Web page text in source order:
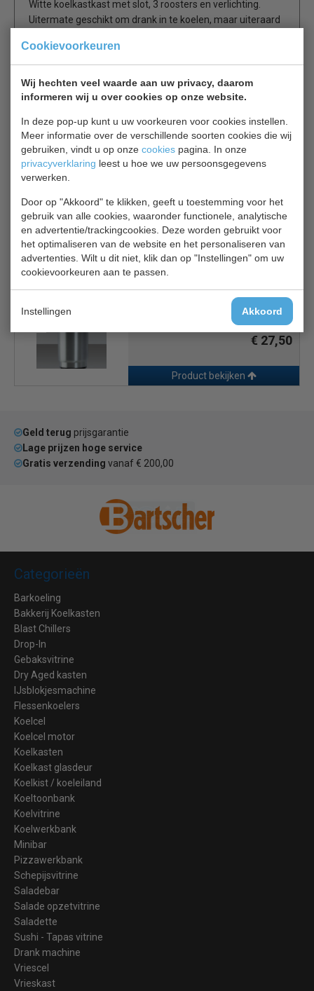
Cookievoorkeuren
Wij hechten veel waarde aan uw privacy, daarom
informeren wij u over cookies op onze website.
In deze pop-up kunt u uw voorkeuren voor cookies instellen.
Meer informatie over de verschillende soorten cookies die wij
gebruiken, vindt u op onze cookies pagina. In onze
privacyverklaring leest u hoe we uw persoonsgegevens
verwerken.
Door op "Akkoord" te klikken, geeft u toestemming voor het
gebruik van alle cookies, waaronder functionele, analytische
en advertentie/trackingcookies. Deze worden gebruikt voor
het optimaliseren van de website en het personaliseren van
advertenties. Wilt u dit niet, klik dan op "Instellingen" om uw
cookievoorkeuren aan te passen.
Instellingen Akkoord
Witte koelkastkast met slot, 3 roosters en verlichting.
Uitermate geschikt om drank in te koelen, maar uiteraard
Gerelateerde producten
Rooster
Extra Rooster
€ 20,00
Set poten
Set Poten
€ 80,00 € 76,00
€ 27,50
Product bekijken
Geld terug prijsgarantie
Lage prijzen hoge service
Gratis verzending vanaf € 200,00
Categorieën
Barkoeling
Bakkerij Koelkasten
Blast Chillers
Drop-In
Gebaksvitrine
Dry Aged kasten
IJsblokjesmachine
Flessenkoelers
Koelcel
Koelcel motor
Koelkasten
Koelkast glasdeur
Koelkist / koeleiland
Koeltoonbank
Koelvitrine
Koelwerkbank
Minibar
Pizzawerkbank
Schepijsvitrine
Saladebar
Salade opzetvitrine
Saladette
Sushi - Tapas vitrine
Drank machine
Vriescel
Vrieskast